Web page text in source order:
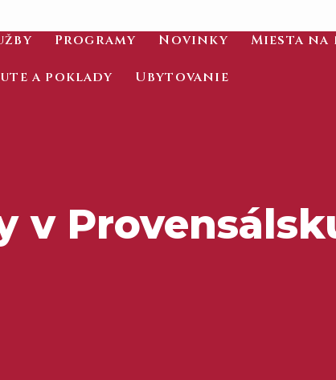
Programy Novinky Miesta na
a poklady Ubytovanie
v